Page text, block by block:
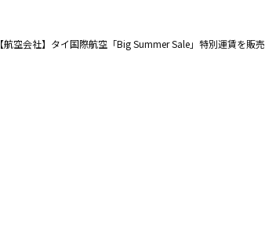
【航空会社】タイ国際航空「Big Summer Sale」特別運賃を販売